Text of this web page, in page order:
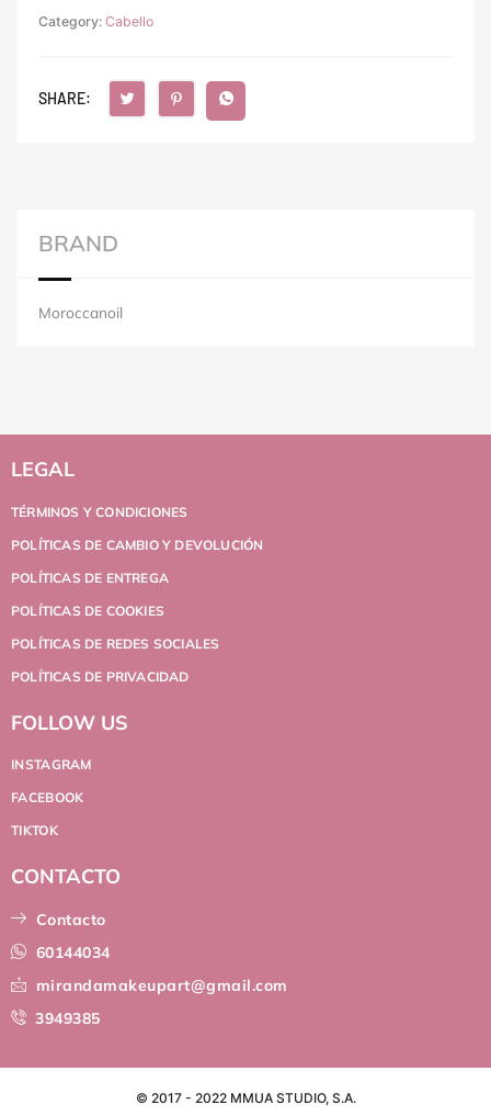
Category: Cabello
SHARE:
BRAND
Moroccanoil
LEGAL
TÉRMINOS Y CONDICIONES
POLÍTICAS DE CAMBIO Y DEVOLUCIÓN
POLÍTICAS DE ENTREGA
POLÍTICAS DE COOKIES
POLÍTICAS DE REDES SOCIALES
POLÍTICAS DE PRIVACIDAD
FOLLOW US
INSTAGRAM
FACEBOOK
TIKTOK
CONTACTO
Contacto
60144034
mirandamakeupart@gmail.com
3949385
© 2017 - 2022 MMUA STUDIO, S.A.